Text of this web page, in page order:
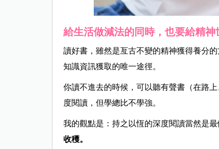
給生活做減法的同時，也要給精神
讀好書，雖然是亙古不變的精神獲得養分
知識資訊獲取的唯一途徑。
你讀不進去的時候，可以聽有聲書（在路
度閱讀，但學總比不學強。
我的觀點是：持之以恆的深度閱讀當然是最
收穫。